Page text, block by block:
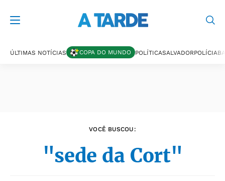
ÚLTIMAS NOTÍCIAS COPA DO MUNDO POLÍTICASALVADORPOLÍCIA
VOCÊ BUSCOU:
"sede da Cort"